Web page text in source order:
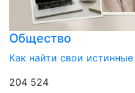
Общество
Как найти свои
204 524